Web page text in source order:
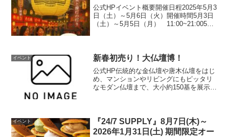
公式HPイベント概要開催日程2025年5月3
日（土）～5月6日（火）開催時間5月3日
（土）～5月5日（月） 11:00~21:005月6
イベント 新春初売り！大仏壇博！
公式HP伝統的な金仏壇や唐木仏壇をはじ
め、マンションやリビングにもピッタリ
なモダン仏壇まで、大小約150基を展示！
ーも設置！墓じまい...
イベント
『24/7 SUPPLY』8月7日(木)～
2026年1月31日(土) 期間限定オー